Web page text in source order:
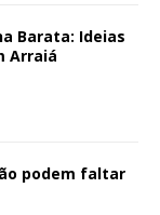
Barata: Ideias
Arraiá
podem faltar